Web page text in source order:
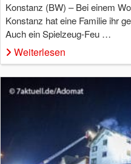
Konstanz (BW) – Bei einem
Konstanz hat eine Familie ihr
Auch ein Spielzeug-Feu …
Weiterlesen